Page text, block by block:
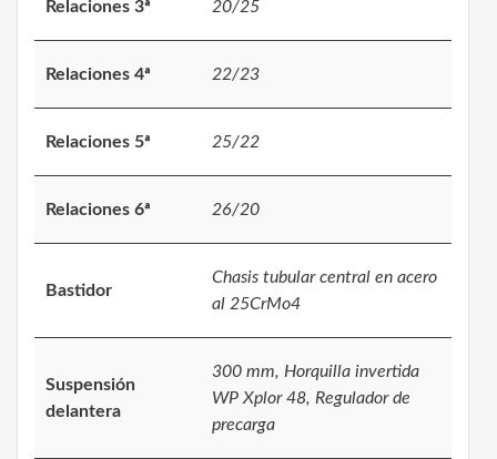
Relaciones 3ª 20/25
Relaciones 4ª 22/23
Relaciones 5ª 25/22
Relaciones 6ª 26/20
Bastidor
Chasis tubular central en acero
al 25CrMo4
Suspensión
delantera
300 mm, Horquilla invertida
WP Xplor 48, Regulador de
precarga